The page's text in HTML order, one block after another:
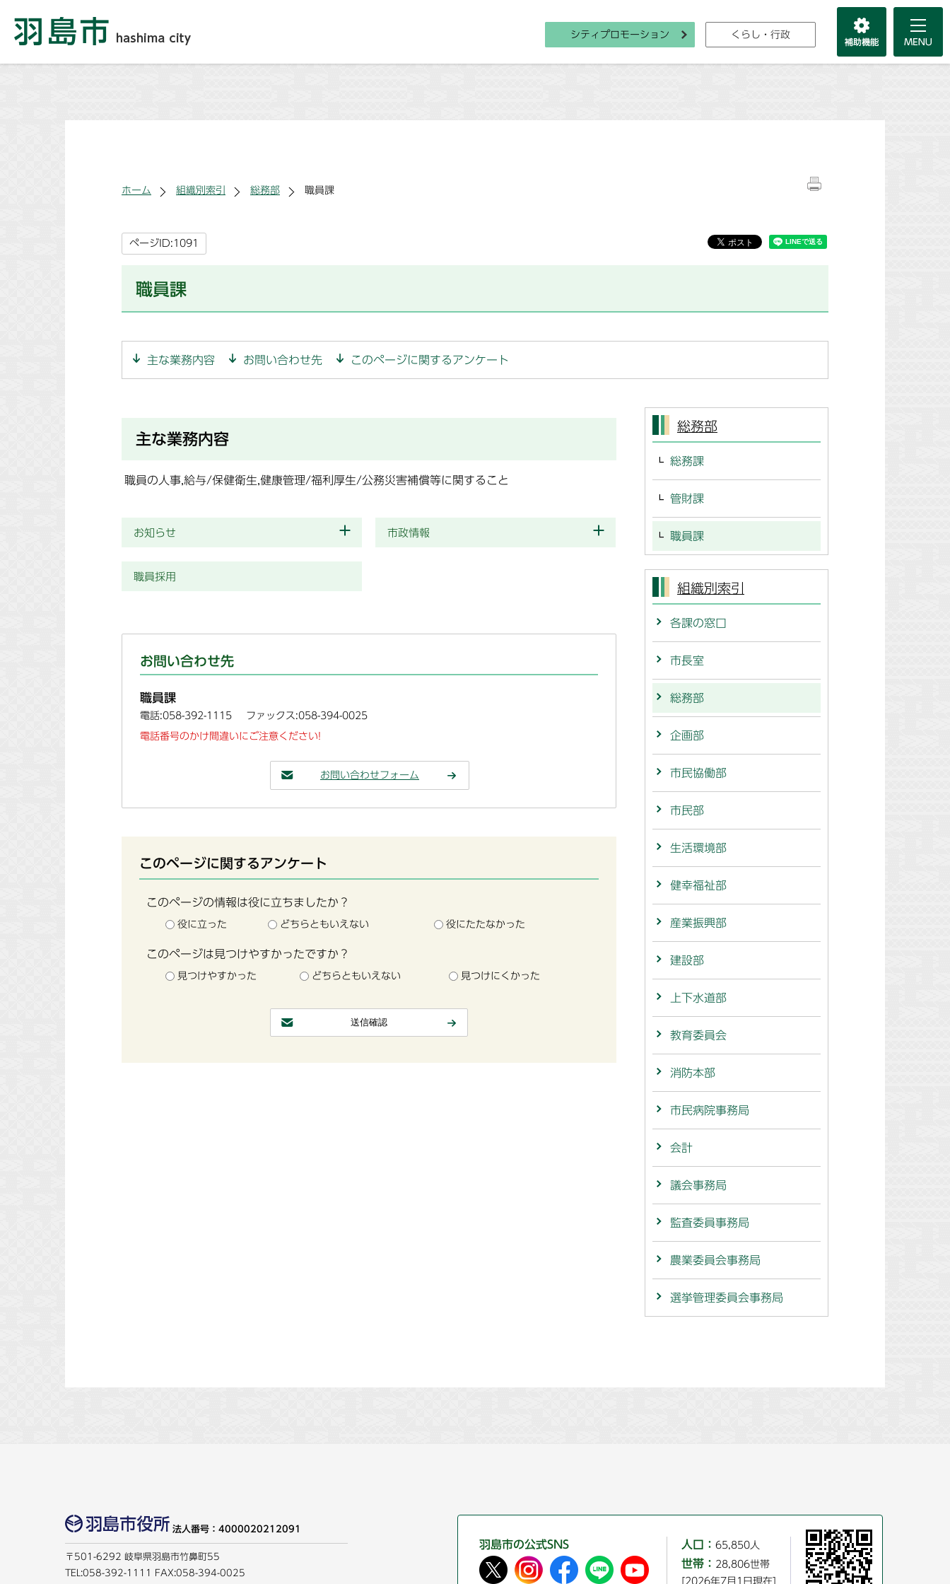
シティプロモーション くらし・行政
ホーム 組織別索引 総務部 職員課
ページID:1091
職員課
主な業務内容 お問い合わせ先 このページに関するアンケート
主な業務内容
職員の人事,給与/保健衛生,健康管理/福利厚生/公務災害補償等に関すること
お知らせ 市政情報
職員採用
お問い合わせ先
職員課
電話:058-392-1115 ファックス:058-394-0025
電話番号のかけ間違いにご注意ください!
お問い合わせフォーム
このページに関するアンケート
このページの情報は役に立ちましたか？
役に立った どちらともいえない 役にたたなかった
このページは見つけやすかったですか？
見つけやすかった どちらともいえない 見つけにくかった
総務部
総務課
管財課
職員課
組織別索引
各課の窓口
市長室
総務部
企画部
市民協働部
市民部
生活環境部
健幸福祉部
産業振興部
建設部
上下水道部
教育委員会
消防本部
市民病院事務局
会計
議会事務局
監査委員事務局
農業委員会事務局
選挙管理委員会事務局
法人番号：4000020212091
〒501-6292 岐阜県羽島市竹鼻町55
TEL:058-392-1111 FAX:058-394-0025
羽島市の公式SNS 人口： 65,850人
世帯： 28,806世帯
[2026年7月1日現在]